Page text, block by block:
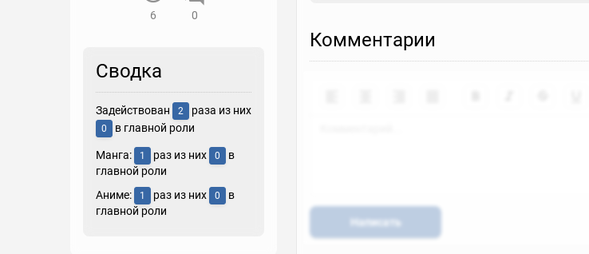
6 0
Сводка
Задействован 2 раза из них
0 в главной роли
Манга: 1 раз из них 0
в
главной роли
Аниме:
1 раз из них 0
в
главной роли
Комментарии
Написать